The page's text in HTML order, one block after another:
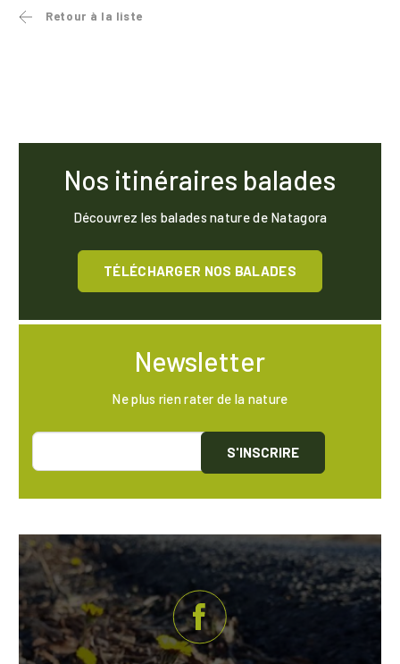
Retour à la liste
Nos itinéraires balades
Découvrez les balades nature de Natagora
TÉLÉCHARGER NOS BALADES
Newsletter
Ne plus rien rater de la nature
S'INSCRIRE